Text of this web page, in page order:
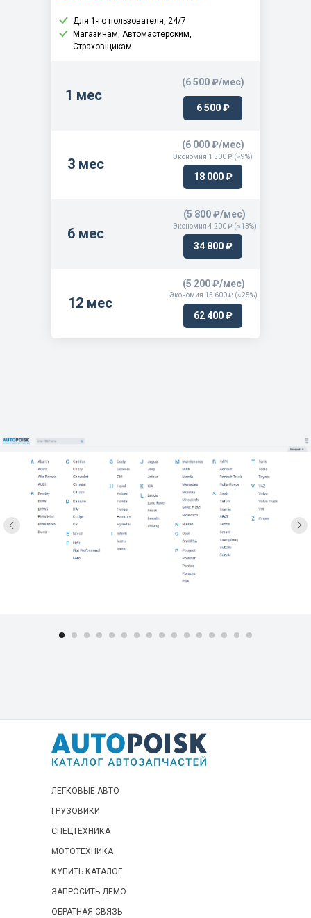
NUOVA PANDA (2003-2009)
PANDA 4X2 MAQ 91 (1991-2003)
PANDA 4X2 RL/86(1985-1991)
PANDA 4X4 R/86 (1985-1991)
Tipo-Egea MCA (2020-....)
NUOVO ULYSSE (2001-2010)
ULYSSE (1994-2002)
PUNTO MY 2013 (2013-2017)
NUOVA PUNTO MY2012 (2012-2013)
GRANDE PUNTO ACTUAL (2009-2013)
GRANDE PUNTO (2005-2008)
PUNTO FL.'03 (2003-2010)
PUNTO BZ (1999-2003)
PUNTO DS (1999-2003)
PUNTO BZ. GAMMA '97 (1997-1999)
PUNTO TB.DS. GAMMA'97 (1997-1999)
PUNTO GT (1993-1997)
VIAGGIO (2012-2018)
OTTIMO (2014-2017
(6 500 ₽/мес)
6 500 ₽
(5 200 ₽/мес)
Экономия 15 600 ₽ (≈25%)
62 400 ₽
34 800 ₽
Экономия 4 200 ₽ (≈13%)
(5 800 ₽/мес)
Экономия 1 500 ₽ (≈9%)
(6 000 ₽/мес)
18 000 ₽
Магазинам, Автомастерским,
Страховщикам
Для 1-го пользователя, 24/7
1 мес
12 мес
6 мес
3 мес
ОБРАТНАЯ СВЯЗЬ
ЗАПРОСИТЬ ДЕМО
КУПИТЬ КАТАЛОГ
СПЕЦТЕХНИКА
МОТОТЕХНИКА
ГРУЗОВИКИ
ЛЕГКОВЫЕ АВТО